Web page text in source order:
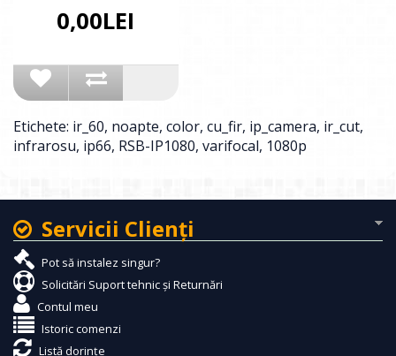
0,00LEI
Etichete: ir_60, noapte, color, cu_fir, ip_camera, ir_cut,
infrarosu, ip66, RSB-IP1080, varifocal, 1080p
Servicii Clienţi
Pot să instalez singur?
Solicitări Suport tehnic și Returnări
Contul meu
Istoric comenzi
Listă dorințe